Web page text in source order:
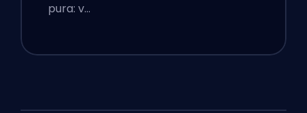
pura: v…